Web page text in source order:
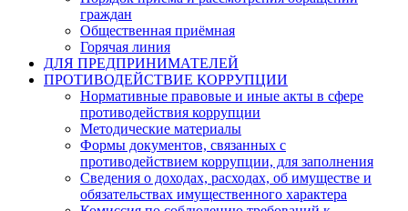
граждан
Общественная приёмная
Горячая линия
ДЛЯ ПРЕДПРИНИМАТЕЛЕЙ
ПРОТИВОДЕЙСТВИЕ КОРРУПЦИИ
Нормативные правовые и иные акты в сфере
противодействия коррупции
Методические материалы
Формы документов, связанных с
противодействием коррупции, для заполнения
Сведения о доходах, расходах, об имуществе и
обязательствах имущественного характера